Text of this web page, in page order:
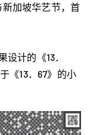
加坡华艺节，首
计的《13．
《13．67》的小